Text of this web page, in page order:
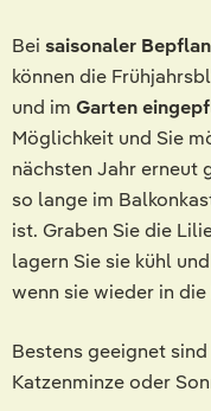
Bei saisonaler
können die
und im Garten
Möglichkeit und Sie
nächsten Jahr erneut
so lange im
ist. Graben Sie die
lagern Sie sie kühl
wenn sie wieder in
Bestens geeignet
Katzenminze oder